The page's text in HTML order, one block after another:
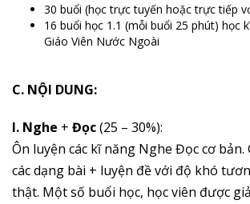
30 buổi (học trực tuyến hoặc trực tiếp
16 buổi học 1.1 (mỗi buổi 25 phút) học
Giáo Viên Nước Ngoài
C. NỘI DUNG:
I. Nghe + Đọc(25 – 30%):
Ôn luyện các kĩ năng Nghe Đọc cơ bản.
các dạng bài + luyện đề với độ khó
thật. Một số buổi học, học viên được